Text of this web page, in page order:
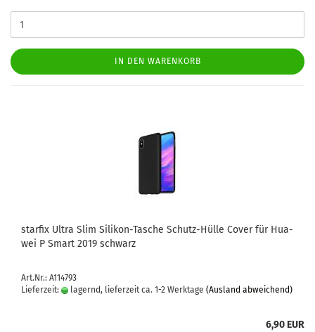
IN DEN WARENKORB
star­fix Ultra Slim Silikon-​​Ta­sche Schutz-​​Hülle Cover für Hua­
wei P Smart 2019 schwarz
Art.Nr.: A114793
Lieferzeit:
lagernd, lieferzeit ca. 1-2 Werktage (Ausland abweichend)
6,90 EUR